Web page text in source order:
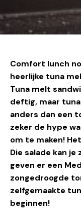
Comfort lunch
heerlijke tuna
Tuna melt
deftig, maar
anders dan een
zeker de hype
om te maken!
Die salade kan je
geven er een M
zongedroogde
zelfgemaakte
beginnen!